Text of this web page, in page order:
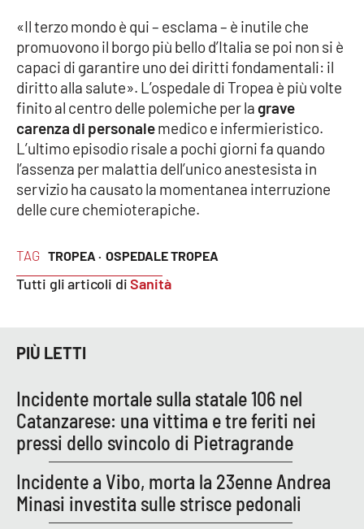
RUBRICHE
Good Morning Vietnam
Parchi Marini Calabria
Leggendo Alvaro insieme
Le perfidie di Antonella Grippo
LaC TV
LaC Network
LaC OnAir
TAG TROPEA · OSPEDALE TROPEA
Tutti gli articoli diSanità
«Il terzo mondo è qui – esclama – è inutile che
promuovono il borgo più bello d’Italia se poi non si è
capaci di garantire uno dei diritti fondamentali: il
diritto alla salute». L’ospedale di Tropea è più volte
finito al centro delle polemiche per la grave
carenza di personalemedico e infermieristico.
L’ultimo episodio risale a pochi giorni fa quando
l’assenza per malattia dell’unico anestesista in
servizio ha causato la momentanea interruzione
delle cure chemioterapiche.
PIÙ LETTI
Incidente mortale sulla statale 106 nel
Catanzarese: una vittima e tre feriti nei
pressi dello svincolo di Pietragrande
Incidente a Vibo, morta la 23enne Andrea
Minasi investita sulle strisce pedonali